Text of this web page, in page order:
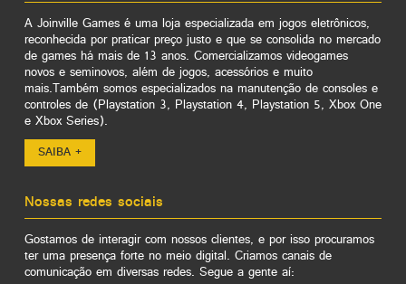
A Joinville Games é uma loja especializada em jogos eletrônicos,
reconhecida por praticar preço justo e que se consolida no mercado
de games há mais de 13 anos. Comercializamos videogames
novos e seminovos, além de jogos, acessórios e muito
mais.Também somos especializados na manutenção de consoles e
controles de (Playstation 3, Playstation 4, Playstation 5, Xbox One
e Xbox Series).
SAIBA +
Nossas redes sociais
Gostamos de interagir com nossos clientes, e por isso procuramos
ter uma presença forte no meio digital. Criamos canais de
comunicação em diversas redes. Segue a gente aí: